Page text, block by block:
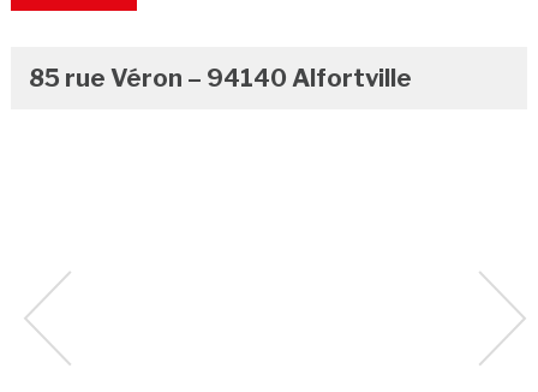
85 rue Véron – 94140 Alfortville